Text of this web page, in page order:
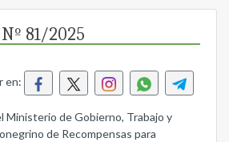
81/2025
en:
Ministerio de Gobierno, Trabajo y
de Recompensas para